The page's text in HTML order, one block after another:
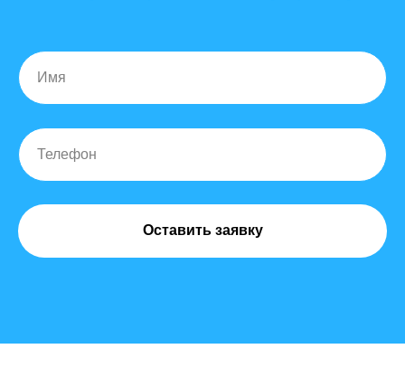
Оставить заявку